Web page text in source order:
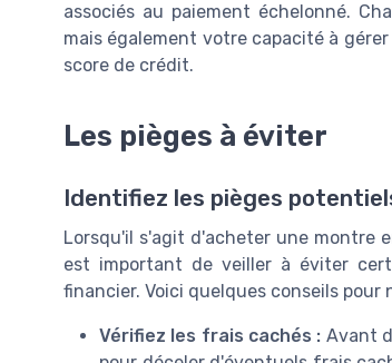
associés au paiement échelonné.
mais également votre capacité à
score de crédit.
Les pièges à éviter
Identifiez les pièges
Lorsqu'il s'agit d'acheter une montre
est important de veiller à éviter
financier. Voici quelques conseils
Vérifiez les frais cachés : Avant